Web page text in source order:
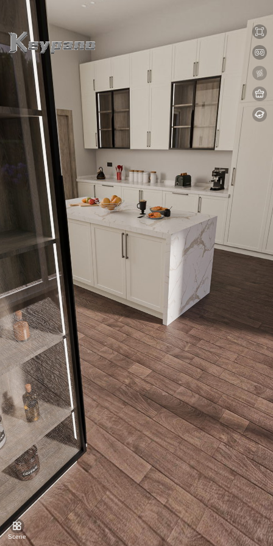
Exit VR
VR Setup
0:00 / 0:00
加载中...
loading 13%
0001 0003 0002
Scene